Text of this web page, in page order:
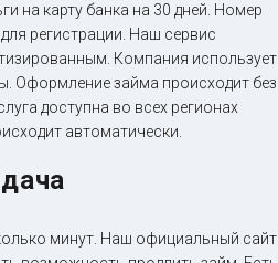
на карту банка на 30 дней. Номер
регистрации. Наш сервис
Компания использует
Оформление займа происходит без
доступна во всех регионах
автоматически.
минут. Наш официальный сайт